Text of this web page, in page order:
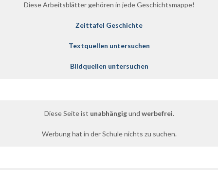
Diese Arbeitsblätter gehören in jede Geschichtsmappe!
Zeittafel Geschichte
Textquellen untersuchen
Bildquellen untersuchen
Diese Seite ist unabhängigund werbefrei.
Werbung hat in der Schule nichts zu suchen.